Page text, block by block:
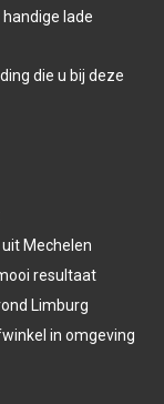
lade
die u bij deze
Mechelen
resultaat
Limburg
in omgeving